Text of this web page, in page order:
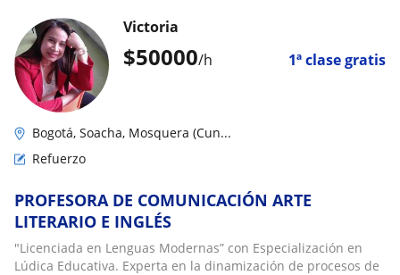
$50000/h 1ª clase gratis
Victoria
Bogotá, Soacha, Mosquera (Cun...
Refuerzo
PROFESORA DE COMUNICACIÓN ARTE
LITERARIO E INGLÉS
"Licenciada en Lenguas Modernas” con Especialización en
Lúdica Educativa. Experta en la dinamización de procesos de